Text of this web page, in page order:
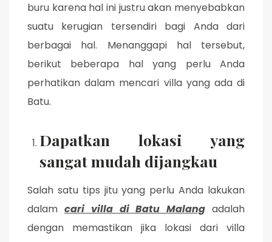
buru karena hal ini justru akan menyebabkan
suatu kerugian tersendiri bagi Anda dari
berbagai hal. Menanggapi hal tersebut,
berikut beberapa hal yang perlu Anda
perhatikan dalam mencari villa yang ada di
Batu.
Dapatkan lokasi yang
sangat mudah dijangkau
Salah satu tips jitu yang perlu Anda lakukan
dalam cari villa di Batu Malang adalah
dengan memastikan jika lokasi dari villa